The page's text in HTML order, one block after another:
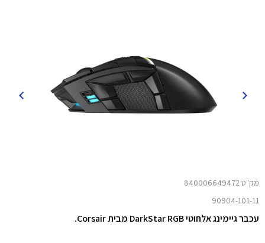
מק"ט 840006649472
90904-101-11
עכבר גיימינג אלחוטי DarkStar RGB מבית Corsair.